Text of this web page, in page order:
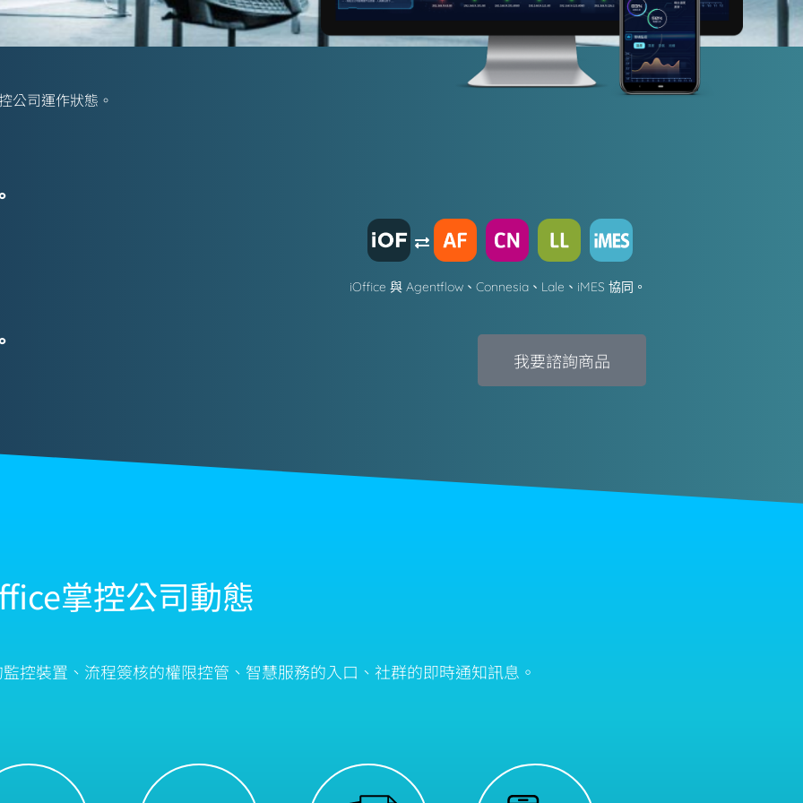
室
案，將iDashboard數位儀
公司運作狀態。
iOffice 與 Agentflow 、Connesia 、Lale、iMES 協同。
我要諮詢商品
掌控公司動態
控裝置、流程簽核的權限控管、智慧服務的入口、社群的即時通知訊息。